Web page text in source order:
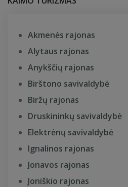
Akmenės rajonas
Alytaus rajonas
Anykščių rajonas
Birštono savivaldybė
Biržų rajonas
Druskininkų savivaldybė
Elektrėnų savivaldybė
Ignalinos rajonas
Jonavos rajonas
Joniškio rajonas